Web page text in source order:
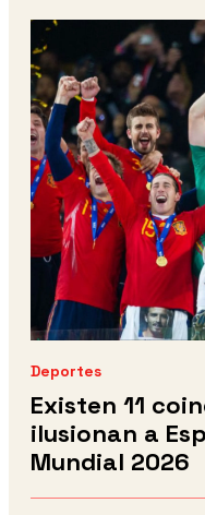
Deportes
Existen 11
ilusionan a
Mundial 2026